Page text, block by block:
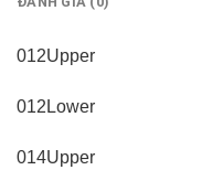
012Upper
012Lower
014Upper